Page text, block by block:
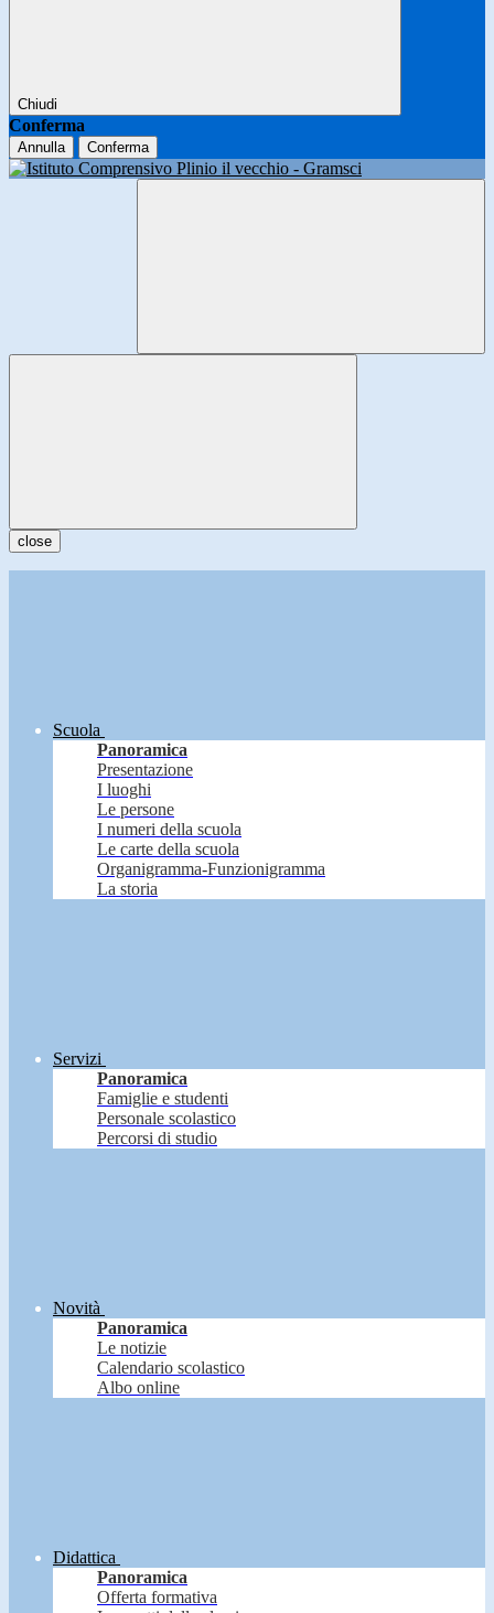
Chiudi
Conferma
Annulla Conferma
close
Scuola
Panoramica
Presentazione
I luoghi
Le persone
I numeri della scuola
Le carte della scuola
Organigramma-Funzionigramma
La storia
Servizi
Panoramica
Famiglie e studenti
Personale scolastico
Percorsi di studio
Novità
Panoramica
Le notizie
Calendario scolastico
Albo online
Didattica
Panoramica
Offerta formativa